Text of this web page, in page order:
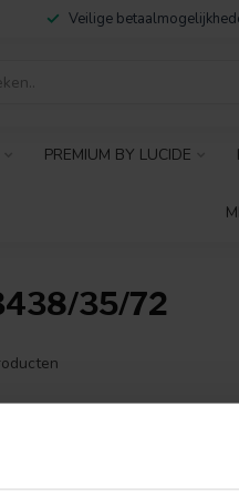
Veilige
PREMIUM BY LUCIDE
35/72